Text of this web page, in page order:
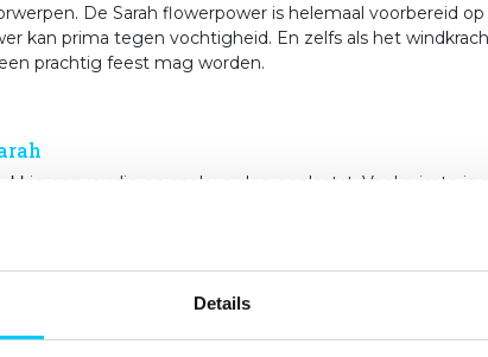
Details
De Sarah flowerpower is helemaal voorbereid
kan prima tegen vochtigheid. En zelfs als het
prachtig feest mag worden.
eenvoudig en snel worden geplaatst. Veel ruimte is
de deur of in de tuin, overal kan deze hippe dame
60x40x40cm).
in het Nederlands.